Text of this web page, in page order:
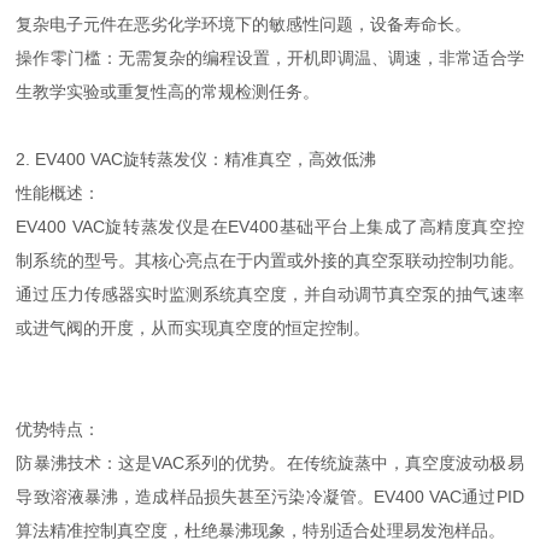
复杂电子元件在恶劣化学环境下的敏感性问题，设备寿命长。
操作零门槛：无需复杂的编程设置，开机即调温、调速，非常适合学
生教学实验或重复性高的常规检测任务。
2. EV400 VAC旋转蒸发仪：精准真空，高效低沸
性能概述：
EV400 VAC旋转蒸发仪是在EV400基础平台上集成了高精度真空控
制系统的型号。其核心亮点在于内置或外接的真空泵联动控制功能。
通过压力传感器实时监测系统真空度，并自动调节真空泵的抽气速率
或进气阀的开度，从而实现真空度的恒定控制。
优势特点：
防暴沸技术：这是VAC系列的优势。在传统旋蒸中，真空度波动极易
导致溶液暴沸，造成样品损失甚至污染冷凝管。EV400 VAC通过PID
算法精准控制真空度，杜绝暴沸现象，特别适合处理易发泡样品。